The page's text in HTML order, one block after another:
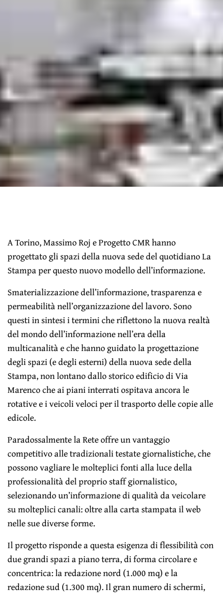
A Torino, Massimo Roj e Progetto CMR hanno
progettato gli spazi della nuova sede del quotidiano La
Stampa per questo nuovo modello dell’informazione.
Smaterializzazione dell’informazione, trasparenza e
permeabilità nell’organizzazione del lavoro. Sono
questi in sintesi i termini che riflettono la nuova realtà
del mondo dell’informazione nell’era della
multicanalità e che hanno guidato la progettazione
degli spazi (e degli esterni) della nuova sede della
Stampa, non lontano dallo storico edificio di Via
Marenco che ai piani interrati ospitava ancora le
rotative e i veicoli veloci per il trasporto delle copie alle
edicole.
Paradossalmente la Rete offre un vantaggio
competitivo alle tradizionali testate giornalistiche, che
possono vagliare le molteplici fonti alla luce della
professionalità del proprio staff giornalistico,
selezionando un’informazione di qualità da veicolare
su molteplici canali: oltre alla carta stampata il web
nelle sue diverse forme.
Il progetto risponde a questa esigenza di flessibilità con
due grandi spazi a piano terra, di forma circolare e
concentrica: la redazione nord (1.000 mq) e la
redazione sud (1.300 mq). Il gran numero di schermi,